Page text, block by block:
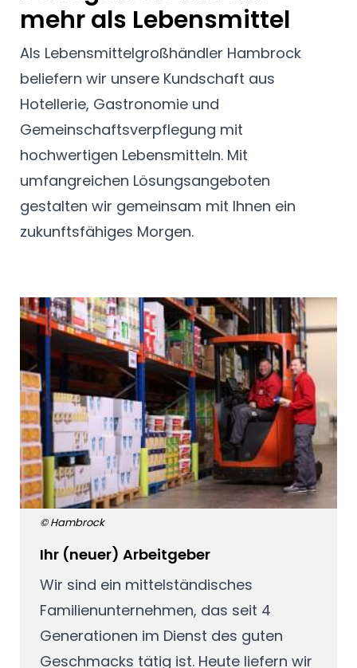
mehr als Lebensmittel
Als Lebensmittelgroßhändler Hambrock
beliefern wir unsere Kundschaft aus
Hotellerie, Gastronomie und
Gemeinschaftsverpflegung mit
hochwertigen Lebensmitteln. Mit
umfangreichen Lösungsangeboten
gestalten wir gemeinsam mit Ihnen ein
zukunftsfähiges Morgen.
© Hambrock
Ihr (neuer) Arbeitgeber
Wir sind ein mittelständisches
Familienunternehmen, das seit 4
Generationen im Dienst des guten
Geschmacks tätig ist. Heute liefern wir